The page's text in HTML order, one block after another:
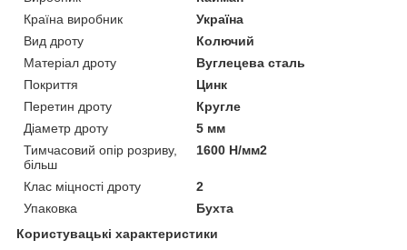
Країна виробник
Україна
Вид дроту
Колючий
Матеріал дроту
Вуглецева сталь
Покриття
Цинк
Перетин дроту
Кругле
Діаметр дроту
5 мм
Тимчасовий опір розриву,
більш
1600 Н/мм2
Клас міцності дроту
2
Упаковка
Бухта
Користувацькі характеристики